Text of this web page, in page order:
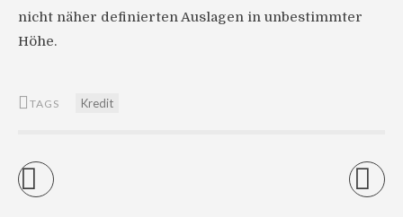
nicht näher definierten Auslagen in unbestimmter
Höhe.
TAGS Kredit